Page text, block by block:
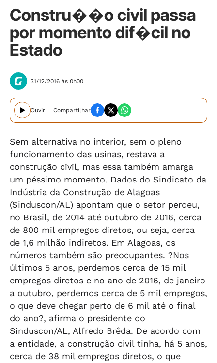
Constru��o civil passa
por momento dif�cil no
Estado
| 31/12/2016 às 0h00
Ouvir Compartilhar
Sem alternativa no interior, sem o pleno
funcionamento das usinas, restava a
construção civil, mas essa também amarga
um péssimo momento. Dados do Sindicato da
Indústria da Construção de Alagoas
(Sinduscon/AL) apontam que o setor perdeu,
no Brasil, de 2014 até outubro de 2016, cerca
de 800 mil empregos diretos, ou seja, cerca
de 1,6 milhão indiretos. Em Alagoas, os
números também são preocupantes. ?Nos
últimos 5 anos, perdemos cerca de 15 mil
empregos diretos e no ano de 2016, de janeiro
a outubro, perdemos cerca de 5 mil empregos,
o que deve chegar perto de 6 mil até o final
do ano?, afirma o presidente do
Sinduscon/AL, Alfredo Brêda. De acordo com
a entidade, a construção civil tinha, há 5 anos,
cerca de 38 mil empregos diretos, o que